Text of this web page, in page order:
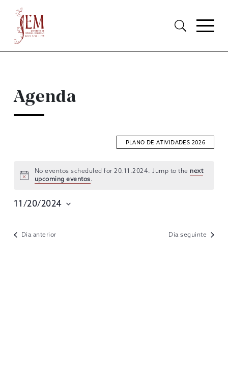
Agenda
PLANO DE ATIVIDADES 2026
No eventos scheduled for 20.11.2024. Jump to the next
upcoming eventos.
EVENTOS
SEARCH
VIEWS
11/20/2024
Dia anterior Dia seguinte